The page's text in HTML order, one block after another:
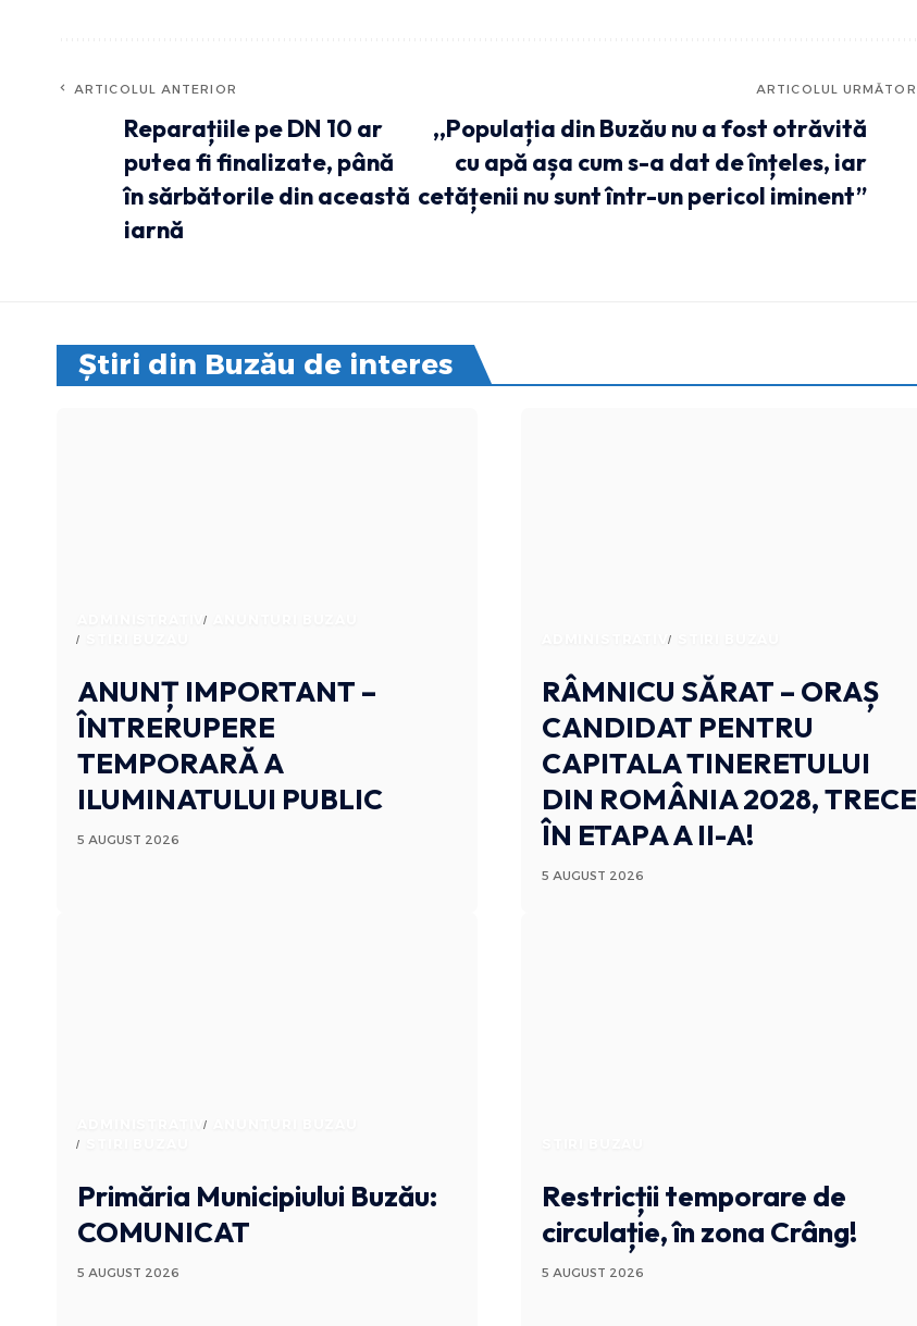
ARTICOLUL ANTERIOR
Reparațiile pe DN 10 ar
putea fi finalizate, până
în sărbătorile din această
iarnă
ARTICOLUL URMĂTOR
,,Populația din Buzău nu a fost otrăvită
cu apă așa cum s-a dat de înțeles, iar
cetățenii nu sunt într-un pericol iminent”
Știri din Buzău de interes
ADMINISTRATIV
ANUNȚ IMPORTANT –
ÎNTRERUPERE
TEMPORARĂ A
ILUMINATULUI PUBLIC
5 AUGUST 2026
ADMINISTRATIV
RÂMNICU SĂRAT – ORAȘ
CANDIDAT PENTRU
CAPITALA TINERETULUI
DIN ROMÂNIA 2028, TRECE
ÎN ETAPA A II-A!
5 AUGUST 2026
ADMINISTRATIV
Primăria Municipiului Buzău:
COMUNICAT
5 AUGUST 2026
Restricții temporare de
circulație, în zona Crâng!
5 AUGUST 2026